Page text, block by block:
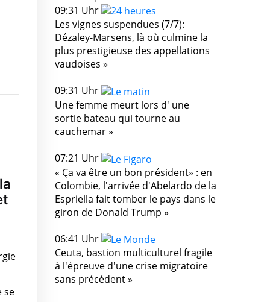
se
09:31 Uhr
Les vignes suspendues (7/7):
Dézaley-Marsens, là où culmine la
plus prestigieuse des appellations
vaudoises »
09:31 Uhr
Une femme meurt lors d' une
sortie bateau qui tourne au
cauchemar »
07:21 Uhr
« Ça va être un bon président» : en
Colombie, l'arrivée d'Abelardo de la
Espriella fait tomber le pays dans le
giron de Donald Trump »
06:41 Uhr
Ceuta, bastion multiculturel fragile
à l'épreuve d'une crise migratoire
sans précédent »